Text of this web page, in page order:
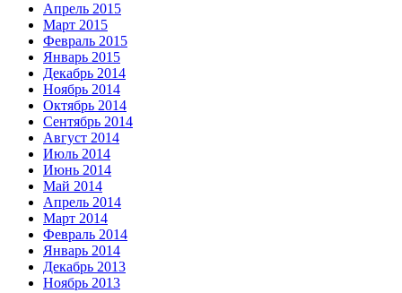
Апрель 2015
Март 2015
Февраль 2015
Январь 2015
Декабрь 2014
Ноябрь 2014
Октябрь 2014
Сентябрь 2014
Август 2014
Июль 2014
Июнь 2014
Май 2014
Апрель 2014
Март 2014
Февраль 2014
Январь 2014
Декабрь 2013
Ноябрь 2013